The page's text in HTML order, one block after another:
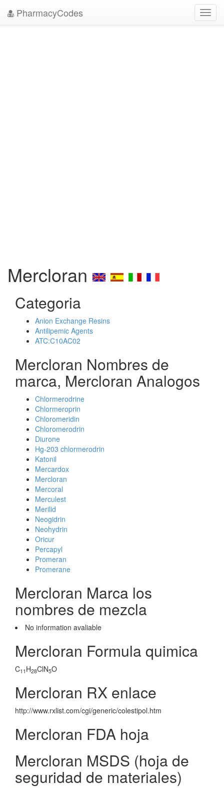
PharmacyCodes
Mercloran
Categoria
Anion Exchange Resins
Antilipemic Agents
ATC:C10AC02
Mercloran Nombres de
marca, Mercloran Analogos
Chlormerodrine
Chlormeroprin
Chloromeridin
Chloromerodrin
Diurone
Hg-203 chlormerodrin
Katonil
Mercardox
Mercloran
Mercoral
Merculest
Merilid
Neogidrin
Neohydrin
Oricur
Percapyl
Promeran
Promerane
Mercloran Marca los
nombres de mezcla
No information avaliable
Mercloran Formula quimica
C11 H28ClN5O
Mercloran RX enlace
http://www.rxlist.com/cgi/generic/colestipol.htm
Mercloran FDA hoja
Mercloran MSDS (hoja de
seguridad de materiales)